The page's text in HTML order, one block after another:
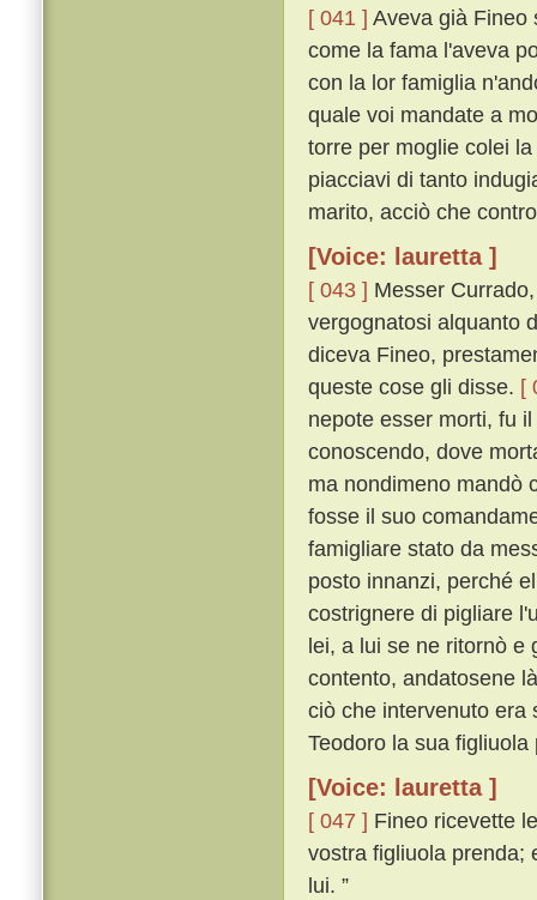
[ 041 ] Aveva già Fineo
come la fama l'aveva
con la lor famiglia
quale voi mandate a
torre per moglie colei
piacciavi di tanto
marito, acciò che
[Voice: lauretta ]
[ 043 ] Messer
vergognatosi alquanto
diceva Fineo,
queste cose gli disse. [
nepote esser morti, fu
conoscendo, dove
ma nondimeno mandò
fosse il suo
famigliare stato da
posto innanzi, perché
costrignere di pigliare
lei, a lui se ne ritornò
contento, andatosene
ciò che intervenuto era
Teodoro la sua
[Voice: lauretta ]
[ 047 ] Fineo ricevette
vostra figliuola prenda;
lui. ”